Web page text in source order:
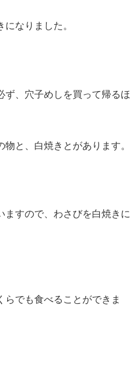
なりました。
ず、穴子めしを買って帰るほ
物と、白焼きとがあります。
ますので、わさびを白焼きに
らでも食べることができま